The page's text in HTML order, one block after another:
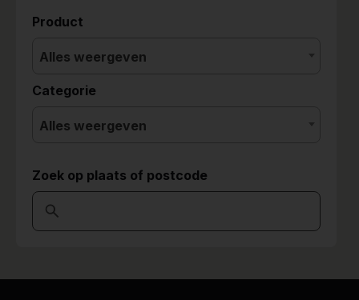
Product
Alles weergeven
Categorie
Alles weergeven
Zoek op plaats of postcode